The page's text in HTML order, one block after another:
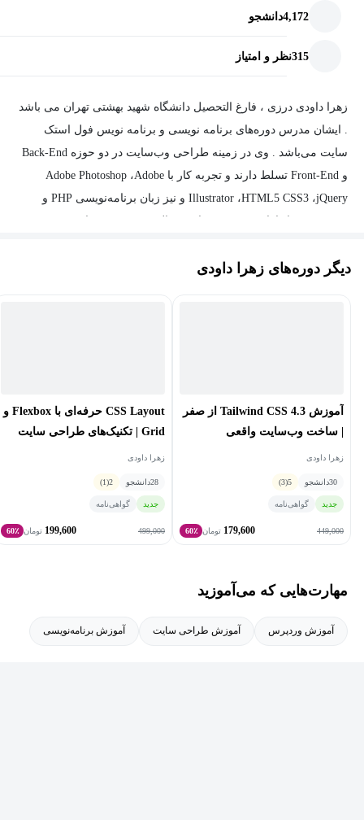
4,172دانشجو
315نظر و امتیاز
زهرا داودی درزی ، فارغ التحصیل دانشگاه شهید بهشتی تهران می باشد
. ایشان مدرس دوره‌های برنامه نویسی و برنامه نویس فول استک
سایت می‌باشد . وی در زمینه طراحی وب‌سایت در دو حوزه Back-End
و Front-End تسلط دارند و تجربه کار با Adobe Photoshop ،Adobe
Illustrator ،HTML5 CSS3 ،jQuery و نیز زبان برنامه‌نویسی PHP و
برنامه‌نویسی Laravel بصورت فول استک، برنامه‌نویسی وردپرس،دیگر دوره‌های زهرا داودی
آموزش Tailwind CSS 4.3 از صفر
| ساخت وب‌سایت واقعی
زهرا داودی
30دانشجو 5
(3)
جدید گواهی‌نامه
449,000
179,600 تومان 60٪
CSS Layout حرفه‌ای با Flexbox و
Grid | تکنیک‌های طراحی سایت
واکنش‌گرا
زهرا داودی
28دانشجو 2
(1)
جدید گواهی‌نامه
499,000
199,600 تومان 60٪
مهارت‌هایی که می‌آموزید
آموزش وردپرس آموزش طراحی سایت آموزش برنامه‌نویسی